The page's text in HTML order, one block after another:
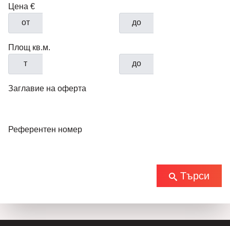
Цена €
от
до
Площ кв.м.
т
до
Заглавие на оферта
Референтен номер
Търси